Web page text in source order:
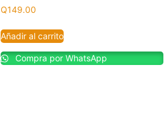
Q149.00
Añadir al carrito
Compra por WhatsApp